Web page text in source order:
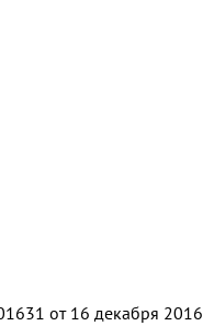
от 16 декабря 2016